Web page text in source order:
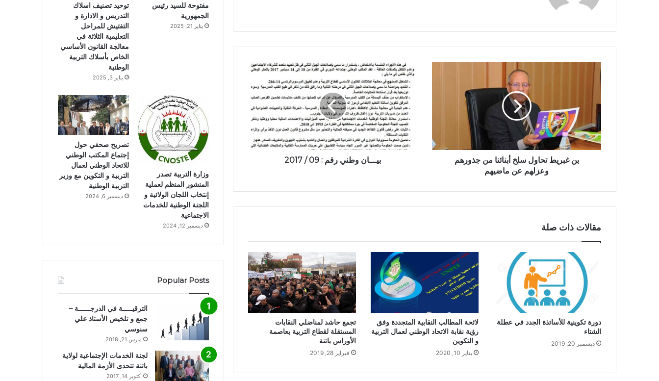
بن غبريط تحاول سلخ أبنائنا من جذورهم
وعزلهم عن ماضيهم
بيـــان وطني رقم : 09 / 2017
مقالات ذات صلة
دورة تكوينية للأساتذة الجدد في عطلة
الشتاء
ديسمبر 20, 2019
لائحة المطالب النقابية المتجددة وفق
رؤية نقابة الاتحاد الوطني لعمال التربية
و التكوين
يناير 10, 2020
تجمع حاشد لمناضلي النقابات
المستقلة لقطاع التربية بعاصمة
الأوراس باتنة
فبراير 28, 2019
م
مفتوحة للسيد رئيس
الجمهورية
يناير 21, 2025
توحيد تصنيف اسلاك
التدريس و الادارة و
التفتيش للمراحل
التعليمية الثلاثة في
معالجة القانون الأساسي
الخاص بأسلاك التربية
الوطنية
يناير 3, 2025
وزارة التربية تصدر
المنشور المنظم لعملية
إنتخاب اللجان الولائية و
اللجنة الوطنية للخدمات
الاجتماعية
ديسمبر 12, 2024
تصريح صحفي حول
إجتماع المكتب الوطني
للاتحاد الوطني لعمال
التربية و التكوين مع وزير
التربية الوطنية
ديسمبر 6, 2024
Popular Posts
الترقيـــــة في الدرجــــــة –
جمع و تلخيص الأستاذ علي
سنوسي
مارس 21, 2018
لجنة الخدمات الإجتماعية لولاية
باتنة تتحدى الأزمة المالية
أكتوبر 14, 2017